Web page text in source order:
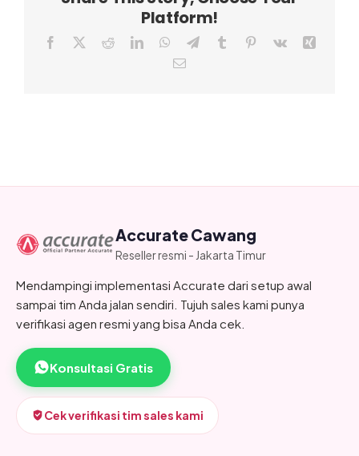
Platform!
Facebook RedditLinkedInWhatsApp
TelegramTumblr Pinterest
Vk
Email
Accurate Cawang
Reseller resmi - Jakarta Timur
Mendampingi implementasi Accurate dari setup awal
sampai tim Anda jalan sendiri. Tujuh sales kami punya
verifikasi agen resmi yang bisa Anda cek.
Konsultasi Gratis
Cek verifikasi tim sales kami